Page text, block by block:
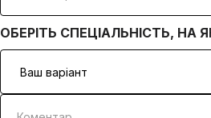
ОБЕРІТЬ СПЕЦІАЛЬНІСТЬ, НА